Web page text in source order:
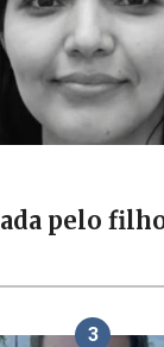
pelo
3